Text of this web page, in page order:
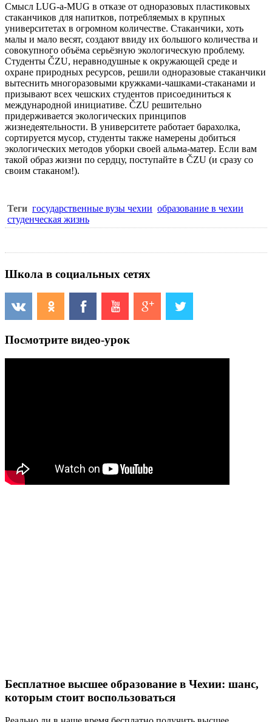
Смысл LUG-a-MUG в отказе от одноразовых пластиковых
стаканчиков для напитков, потребляемых в крупных
университетах в огромном количестве. Стаканчики, хоть
малы и мало весят, создают ввиду их большого количества и
совокупного объёма серьёзную экологическую проблему.
Студенты ČZU, неравнодушные к окружающей среде и
охране природных ресурсов, решили одноразовые стаканчики
вытеснить многоразовыми кружками-чашками-стаканами и
призывают всех чешских студентов присоединиться к
международной инициативе. ČZU решительно
придерживается экологических принципов
жизнедеятельности. В университете работает барахолка,
сортируется мусор, студенты также намерены добиться
экологических методов уборки своей альма-матер. Если вам
такой образ жизни по сердцу, поступайте в ČZU (и сразу со
своим стаканом!).
Теги государственные вузы чехии образование в чехии
студенческая жизнь
Школа в социальных сетях
Посмотрите видео-урок
Бесплатное высшее образование в Чехии: шанс,
которым стоит воспользоваться